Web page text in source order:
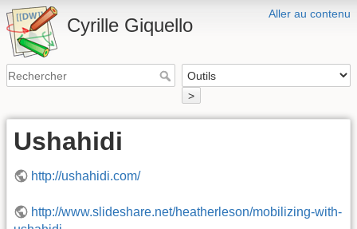
Aller au contenu
Cyrille Giquello
>
Ushahidi
http://ushahidi.com/
http://www.slideshare.net/heatherleson/mobilizing-with-